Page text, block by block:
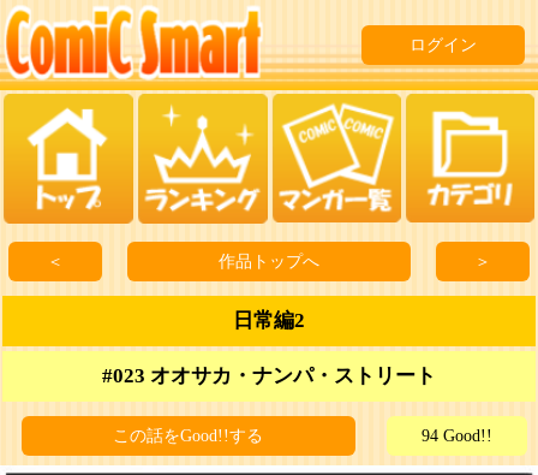
ログイン
＜ 作品トップへ ＞
日常編2
#023 オオサカ・ナンパ・ストリート
この話をGood!!する 94 Good!!